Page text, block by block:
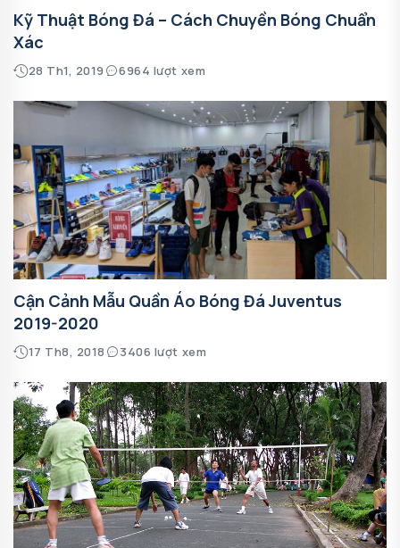
Kỹ Thuật Bóng Đá – Cách Chuyền Bóng Chuẩn
Xác
28 Th1, 2019 6964 lượt xem
Cận Cảnh Mẫu Quần Áo Bóng Đá Juventus
2019-2020
17 Th8, 2018 3406 lượt xem